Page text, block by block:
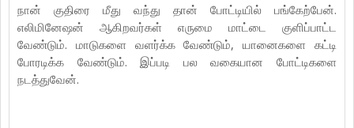
நான் குதிரை மீது வந்து தான் போட்டியில் பங்கேற்பேன்.
எலிமினேஷன் ஆகிறவர்கள் எருமை மாட்டை குளிப்பாட்ட
வேண்டும். மாடுகளை வளர்க்க வேண்டும், யானைகளை கட்டி
போரடிக்க வேண்டும். இப்படி பல வகையான போட்டிகளை
நடத்துவேன்.